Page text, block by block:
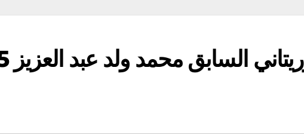
سجن الرئيس